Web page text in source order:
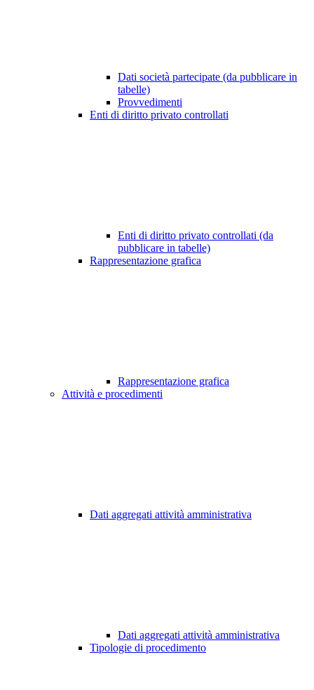
Dati società partecipate (da pubblicare in
tabelle)
Provvedimenti
Enti di diritto privato controllati
Enti di diritto privato controllati (da
pubblicare in tabelle)
Rappresentazione grafica
Rappresentazione grafica
Attività e procedimenti
Dati aggregati attività amministrativa
Dati aggregati attività amministrativa
Tipologie di procedimento